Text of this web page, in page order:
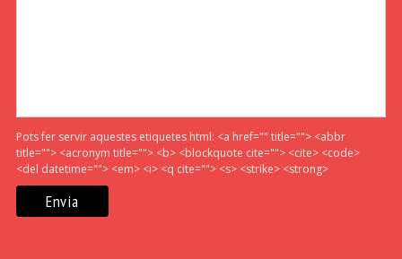
Pots fer servir aquestes etiquetes html: <a href="" title=""> <abbr
title=""> <acronym title=""> <b> <blockquote cite=""> <cite> <code>
<del datetime=""> <em> <i> <q cite=""> <s> <strike> <strong>